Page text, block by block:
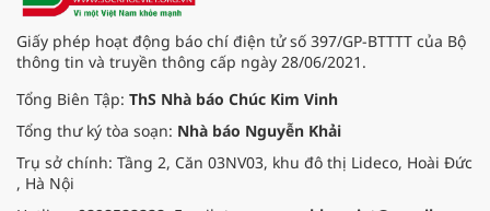
Giấy phép hoạt động báo chí điện tử số 397/GP-BTTTT của Bộ
thông tin và truyền thông cấp ngày 28/06/2021.
Tổng Biên Tập: ThS Nhà báo Chúc Kim Vinh
Tổng thư ký tòa soạn: Nhà báo Nguyễn Khải
Trụ sở chính: Tầng 2, Căn 03NV03, khu đô thị Lideco, Hoài Đức
, Hà Nội